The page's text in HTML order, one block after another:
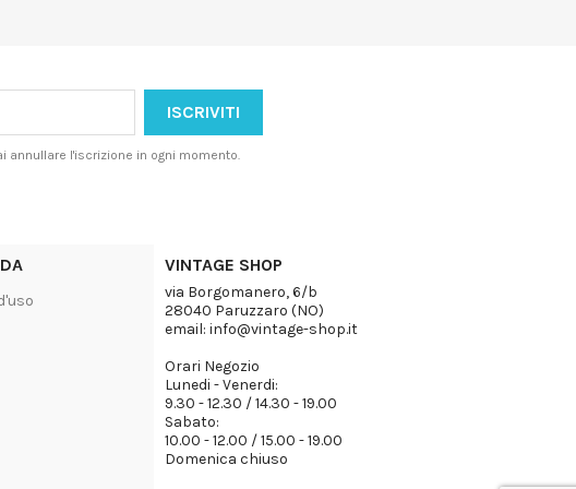
annullare l'iscrizione in ogni momento.
VINTAGE SHOP
via Borgomanero, 6/b
28040 Paruzzaro (NO)
email: info@vintage-shop.it
Orari Negozio
Lunedi - Venerdi:
9.30 - 12.30 / 14.30 - 19.00
Sabato:
10.00 - 12.00 / 15.00 - 19.00
Domenica chiuso